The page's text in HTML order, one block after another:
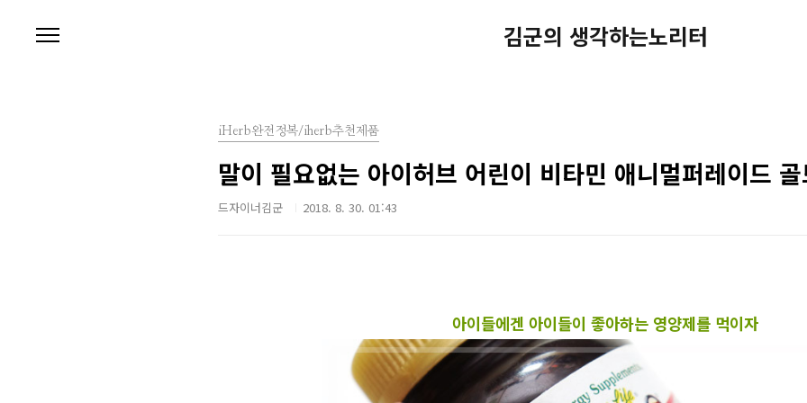
김군의 생각하는노리터
iHerb완전정복/iherb추천제품
말이 필요없는 아이허브 어린이 비타민 애니멀퍼레이드
드자이너김군 2018. 8. 30. 01:43
아이들에겐 아이들이 좋아하는 영양제를 먹이자